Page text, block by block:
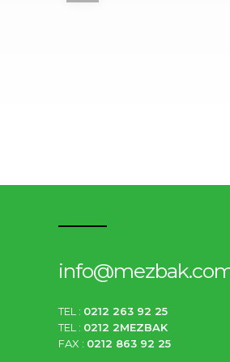
TEL : 0212 263 92 25
TEL : 0212 2MEZBAK
FAX : 0212 863 92 25